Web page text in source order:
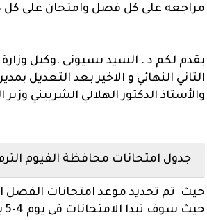
مراجعه على كل فصل وامتحان على كل
يقدم لكم د . السيد بسيونى .وكيل
الثاني النهائي و الاخير بعد التعديل
والأستاذ الدكتور الهلالي الشربيني وزير
جدول امتحانات محافظة الفيوم الترم
حيث تم تحديد موعد امتحانات الفصل
حيث سوف تبدا الامتحانات فى يوم 4-5 بعد ان كانت فى اخر شهر ابريل 26-4-2016